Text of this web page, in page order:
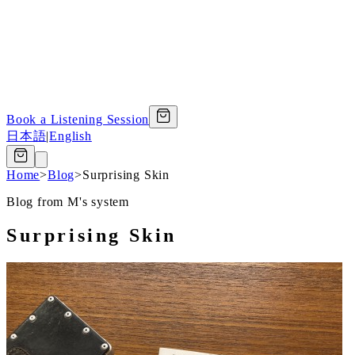
Book a Listening Session
日本語|English
Home>Blog>Surprising Skin
Blog from M's system
Surprising Skin